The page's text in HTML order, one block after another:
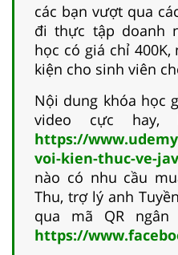
các bạn vượt qua
đi thực tập doanh
học có giá chỉ
kiện cho sinh viên
Nội dung khóa học
video cực
https://
voi-kien-thuc-ve-
nào có nhu cầu
Thu, trợ lý anh
qua mã QR
https://